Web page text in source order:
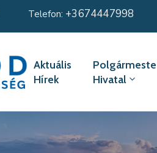
Telefon: +3674447998
Aktuális
Hírek
Hivatal